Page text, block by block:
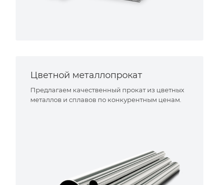
Цветной металлопрокат
Предлагаем качественный прокат из цветных
металлов и сплавов по конкурентным ценам.